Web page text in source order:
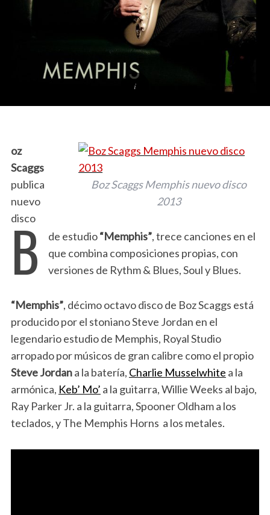
Boz Scaggs Memphis nuevo disco
2013
B
oz
Scaggs
publica
nuevo
disco
de estudio“Memphis”, trece canciones en el
que combina composiciones propias, con
versiones de Rythm & Blues, Soul y Blues.
“Memphis”, décimo octavo disco de Boz Scaggs está
producido por el stoniano Steve Jordan en el
legendario estudio de Memphis, Royal Studio
arropado por músicos de gran calibre como el propio
Steve Jordana la batería, Charlie Musselwhite a la
armónica, Keb’ Mo’ a la guitarra, Willie Weeks al bajo,
Ray Parker Jr. a la guitarra, Spooner Oldham a los
teclados, y The Memphis Horns a los metales.